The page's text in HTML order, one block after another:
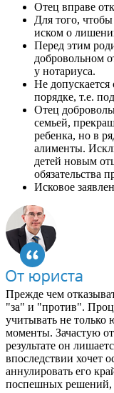
Отец вправе
Для того,
иском о
Перед этим
добровольном
у нотариуса.
Не допускается
порядке, т.е.
Отец
семьей,
ребенка, но в
алименты.
детей новым
обязательства
Исковое
Прежде чем
"за" и "против".
учитывать не только
моменты. Зачастую
результате он
впоследствии хочет
аннулировать его
поспешных решений,